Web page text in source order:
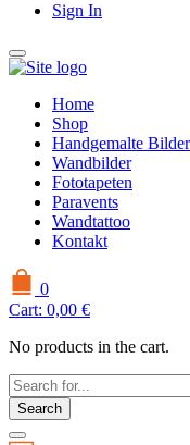
Sign In
Home
Shop
Handgemalte Bilder
Wandbilder
Fototapeten
Paravents
Wandtattoo
Kontakt
0
Cart: 0,00 €
No products in the cart.
Search